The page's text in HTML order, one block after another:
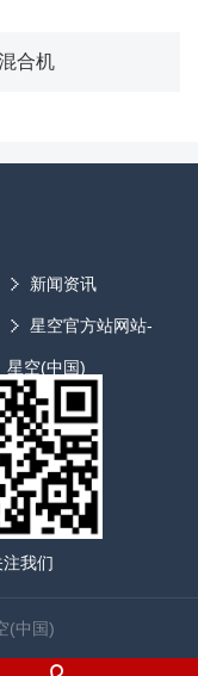
合机
新闻资讯
星空官方站网站-
星空(中国)
注我们
空(中国)